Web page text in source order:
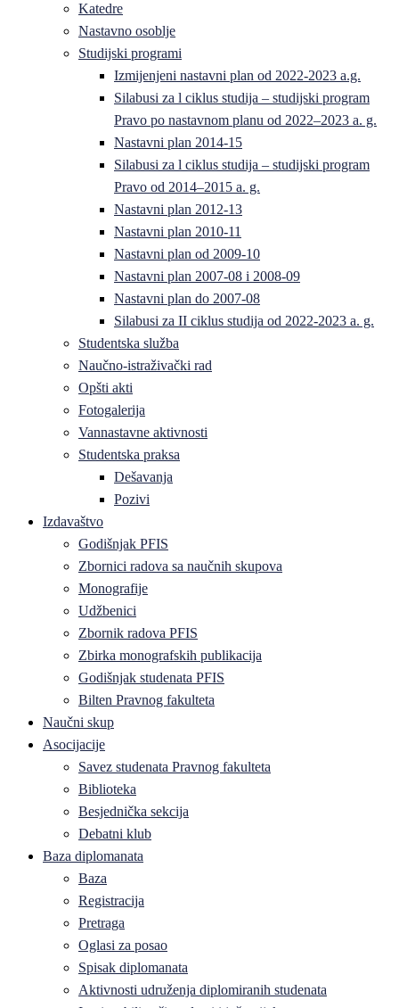
Katedre
Nastavno osoblje
Studijski programi
Izmijenjeni nastavni plan od 2022-2023 a.g.
Silabusi za l ciklus studija – studijski program
Pravo po nastavnom planu od 2022–2023 a. g.
Nastavni plan 2014-15
Silabusi za l ciklus studija – studijski program
Pravo od 2014–2015 a. g.
Nastavni plan 2012-13
Nastavni plan 2010-11
Nastavni plan od 2009-10
Nastavni plan 2007-08 i 2008-09
Nastavni plan do 2007-08
Silabusi za II ciklus studija od 2022-2023 a. g.
Studentska služba
Naučno-istraživački rad
Opšti akti
Fotogalerija
Vannastavne aktivnosti
Studentska praksa
Dešavanja
Pozivi
Izdavaštvo
Godišnjak PFIS
Zbornici radova sa naučnih skupova
Monografije
Udžbenici
Zbornik radova PFIS
Zbirka monografskih publikacija
Godišnjak studenata PFIS
Bilten Pravnog fakulteta
Naučni skup
Asocijacije
Savez studenata Pravnog fakulteta
Biblioteka
Besjednička sekcija
Debatni klub
Baza diplomanata
Baza
Registracija
Pretraga
Oglasi za posao
Spisak diplomanata
Aktivnosti udruženja diplomiranih studenata